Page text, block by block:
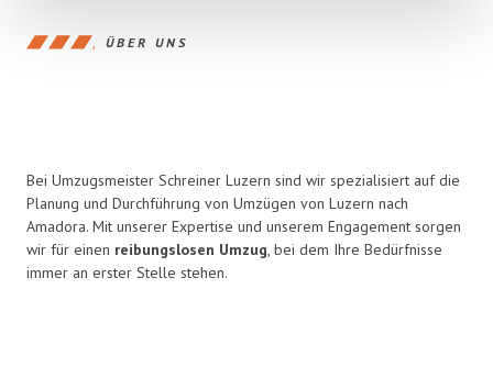
ÜBER UNS
Bei Umzugsmeister Schreiner Luzern sind wir spezialisiert auf die
Planung und Durchführung von Umzügen von Luzern nach
Amadora. Mit unserer Expertise und unserem Engagement sorgen
wir für einen reibungslosen Umzug, bei dem Ihre Bedürfnisse
immer an erster Stelle stehen.